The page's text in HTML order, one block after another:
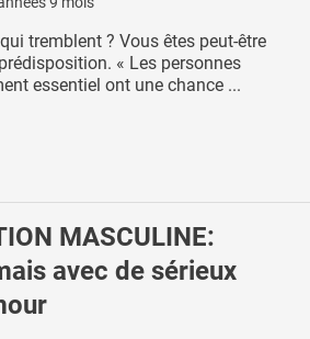
tremblent ? Vous êtes peut-être
« Les personnes
essentiel ont une chance ...
MASCULINE:
avec de sérieux